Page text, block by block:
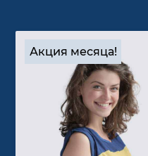
Акция месяца!